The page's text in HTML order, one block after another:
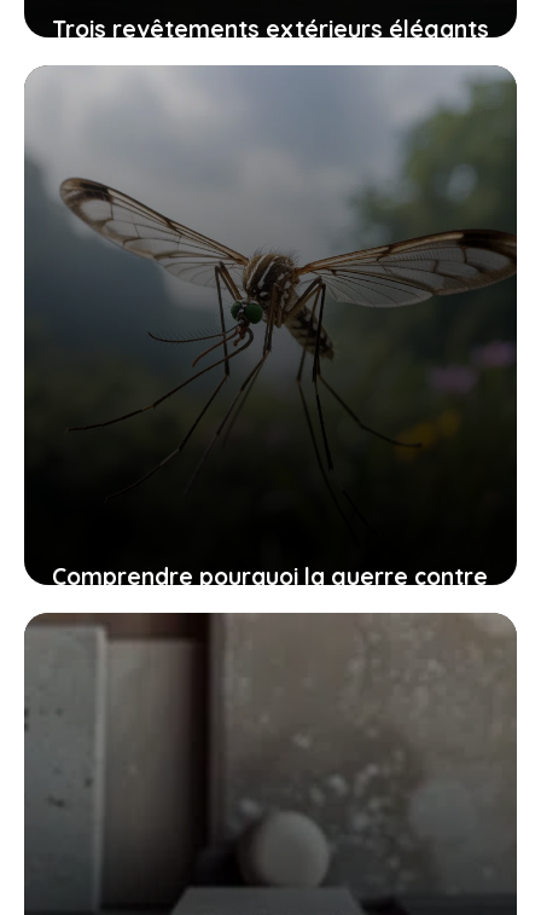
Trois revêtements extérieurs élégants
qui résistent au temps sans grand
Comprendre pourquoi la guerre contre
les moustiques doit être une priorité
dès le printemps